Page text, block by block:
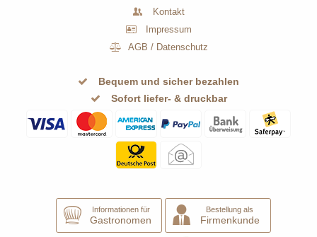
Kontakt
Impressum
AGB / Datenschutz
Bequem und sicher bezahlen
Sofort liefer- & druckbar
Informationen für
Gastronomen
Bestellung als
Firmenkunde